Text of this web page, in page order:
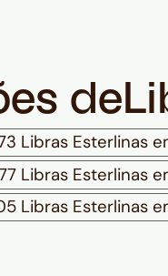
de
Libras Esterlinas
Libras Esterlinas
Libras Esterlinas